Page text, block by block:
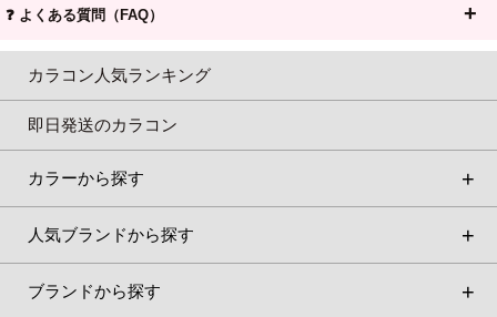
❓ よくある質問（FAQ）
カラコン人気ランキング
即日発送のカラコン
カラーから探す
人気ブランドから探す
ブランドから探す